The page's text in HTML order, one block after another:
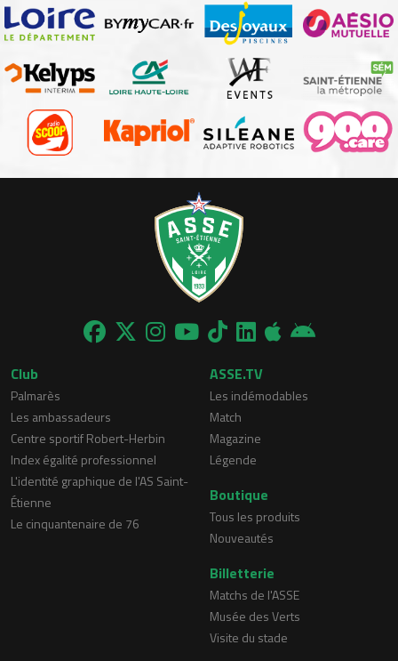
Club
Palmarès
Les ambassadeurs
Centre sportif Robert-Herbin
Index égalité professionnel
L'identité graphique de l'AS Saint-
Étienne
Le cinquantenaire de 76
ASSE.TV
Les indémodables
Match
Magazine
Légende
Boutique
Tous les produits
Nouveautés
Billetterie
Matchs de l'ASSE
Musée des Verts
Visite du stade